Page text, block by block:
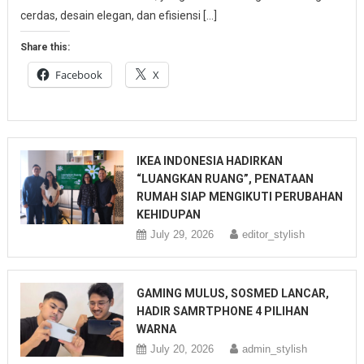
cerdas, desain elegan, dan efisiensi […]
Share this:
Facebook X
IKEA INDONESIA HADIRKAN
“LUANGKAN RUANG”, PENATAAN
RUMAH SIAP MENGIKUTI PERUBAHAN
KEHIDUPAN
July 29, 2026 editor_stylish
GAMING MULUS, SOSMED LANCAR,
HADIR SAMRTPHONE 4 PILIHAN
WARNA
July 20, 2026 admin_stylish